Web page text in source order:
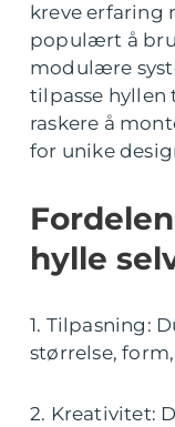
kreve erfaring
populært å
modulære
tilpasse hyllen
raskere å
for unike
hylle
1. Tilpasning:
størrelse,
2. Kreativitet: